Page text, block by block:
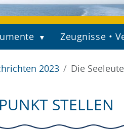
Zeugnisse •
2023 Die
STELLEN